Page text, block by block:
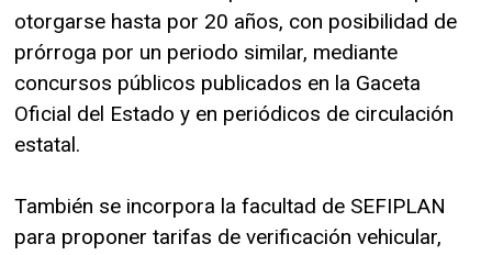
otorgarse hasta por 20 años, con posibilidad de
prórroga por un periodo similar, mediante
concursos públicos publicados en la Gaceta
Oficial del Estado y en periódicos de circulación
estatal.
También se incorpora la facultad de SEFIPLAN
para proponer tarifas de verificación vehicular,